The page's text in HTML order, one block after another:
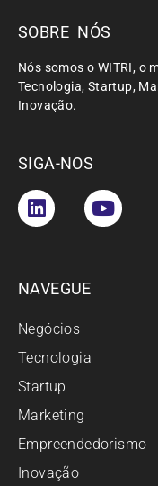
SOBRE NÓS
Nós somos o WITRI, o
Tecnologia, Startup,
Inovação.
SIGA-NOS
NAVEGUE
Negócios
Tecnologia
Startup
Marketing
Empreendedorismo
Inovação